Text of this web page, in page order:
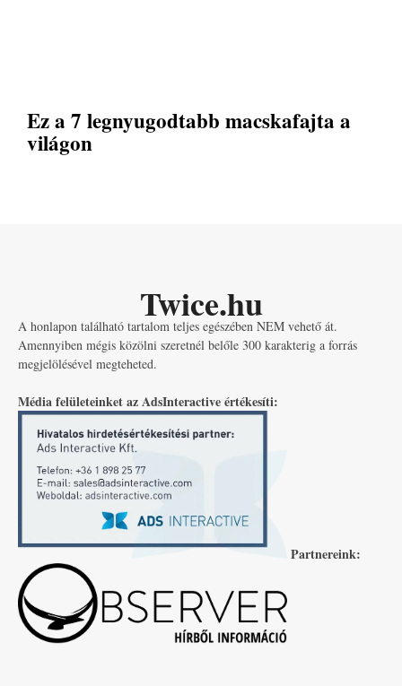
Ez a 7 legnyugodtabb macskafajta a
világon
Twice.hu
A honlapon található tartalom teljes egészében NEM vehető át.
Amennyiben mégis közölni szeretnél belőle 300 karakterig a forrás
megjelölésével megteheted.
Média felületeinket az AdsInteractive értékesíti:
Partnereink: